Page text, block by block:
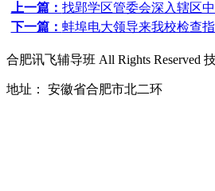
上一篇： 找郢学区管委会深入辖区
下一篇： 蚌埠电大领导来我校检查
合肥讯飞辅导班 All Rights Reserved
地址： 安徽省合肥市北二环